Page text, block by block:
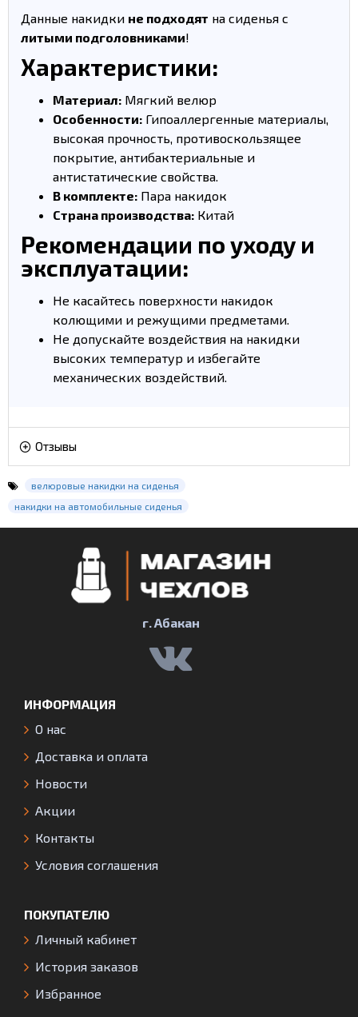
Данные накидки не подходят на сиденья с
литыми подголовниками!
Характеристики:
Материал: Мягкий велюр
Особенности: Гипоаллергенные материалы,
высокая прочность, противоскользящее
покрытие, антибактериальные и
антистатические свойства.
В комплекте: Пара накидок
Страна производства: Китай
Рекомендации по уходу и
эксплуатации:
Не касайтесь поверхности накидок
колющими и режущими предметами.
Не допускайте воздействия на накидки
высоких температур и избегайте
механических воздействий.
Отзывы
велюровые накидки на сиденья
накидки на автомобильные сиденья
г. Абакан
ИНФОРМАЦИЯ
О нас
Доставка и оплата
Новости
Акции
Контакты
Условия соглашения
ПОКУПАТЕЛЮ
Личный кабинет
История заказов
Избранное